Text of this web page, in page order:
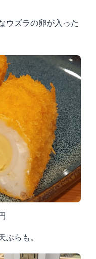
ウズラの卵が入った
ぷらも。